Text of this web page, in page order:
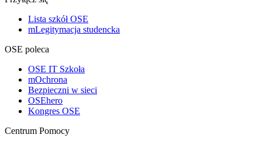
Lista szkół OSE
mLegitymacja studencka
OSE poleca
OSE IT Szkoła
mOchrona
Bezpieczni w sieci
OSEhero
Kongres OSE
Centrum Pomocy